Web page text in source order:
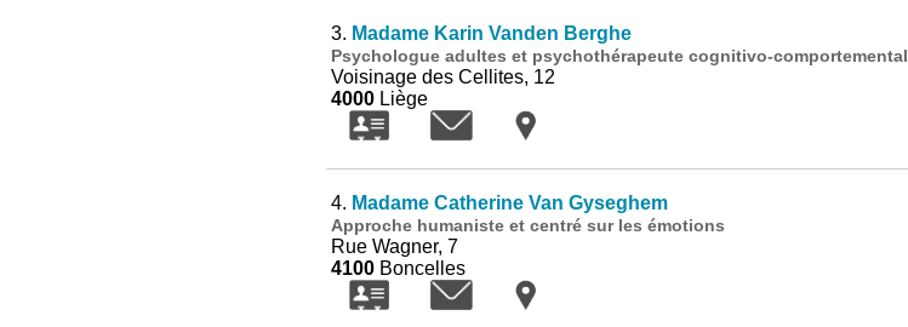
3. Madame Karin Vanden Berghe
Psychologue adultes et psychothérapeute cognitivo-comportemental
Voisinage des Cellites, 12
4000Liège
4. Madame Catherine Van Gyseghem
Approche humaniste et centré sur les émotions
Rue Wagner, 7
4100Boncelles